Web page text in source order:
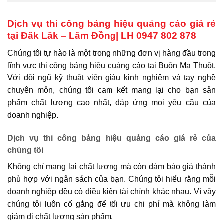
Dịch vụ thi công bảng hiệu quảng cáo giá rẻ
tại Đăk Lăk – Lâm Đồng| LH 0947 802 878
Chúng tôi tự hào là một trong những đơn vị hàng đầu trong
lĩnh vực thi công bảng hiệu quảng cáo tại Buôn Ma Thuột.
Với đội ngũ kỹ thuật viên giàu kinh nghiệm và tay nghề
chuyên môn, chúng tôi cam kết mang lại cho bạn sản
phẩm chất lượng cao nhất, đáp ứng mọi yêu cầu của
doanh nghiệp.
Dịch vụ thi công bảng hiệu quảng cáo giá rẻ của
chúng tôi
Không chỉ mang lại chất lượng mà còn đảm bảo giá thành
phù hợp với ngân sách của bạn. Chúng tôi hiểu rằng mỗi
doanh nghiệp đều có điều kiện tài chính khác nhau. Vì vậy
chúng tôi luôn cố gắng để tối ưu chi phí mà không làm
giảm đi chất lượng sản phẩm.